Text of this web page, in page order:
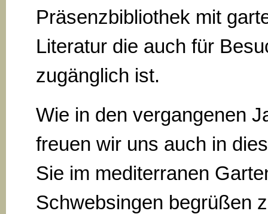
Präsenzbibliothek mit
Literatur die auch für
zugänglich ist.
Wie in den vergangenen
freuen wir uns auch in
Sie im mediterranen
Schwebsingen begrüßen